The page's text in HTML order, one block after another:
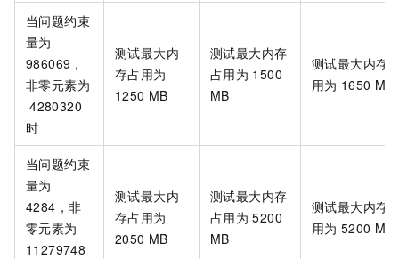
当问题约束
量为
986069，
非零元素为
4280320
时
测试最大内
存占用为
1250 MB
测试最大内存
占用为 1500
MB
测试最大内存
用为 1650 MB
当问题约束
量为
4284，非
零元素为
11279748
测试最大内
存占用为
2050 MB
测试最大内存
占用为 5200
MB
测试最大内存
用为 5200 MB